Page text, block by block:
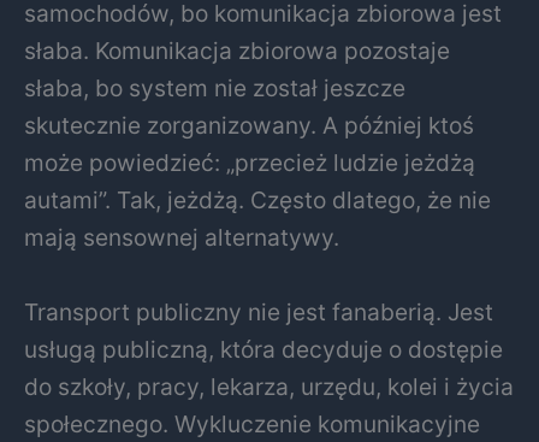
samochodów, bo komunikacja zbiorowa jest
słaba. Komunikacja zbiorowa pozostaje
słaba, bo system nie został jeszcze
skutecznie zorganizowany. A później ktoś
może powiedzieć: „przecież ludzie jeżdżą
autami”. Tak, jeżdżą. Często dlatego, że nie
mają sensownej alternatywy.
Transport publiczny nie jest fanaberią. Jest
usługą publiczną, która decyduje o dostępie
do szkoły, pracy, lekarza, urzędu, kolei i życia
społecznego. Wykluczenie komunikacyjne